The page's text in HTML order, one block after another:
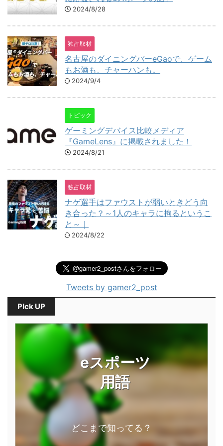
2024/8/28
独占取材
名古屋のダイニングバーeGaoで、ゲーム
もお酒も、チャーハンも。
2024/9/4
トピック
ゲーミングデバイス比較メディア
『GameLens』に掲載されました！
2024/8/21
独占取材
ナゲ選手はファウストが弱いときどう向
き合った？～1人のキャラに拘るというこ
と～｜
2024/8/22
Tweets by gamer2_post
PIck UP
eスポーツ
用語
どこまで知ってる？